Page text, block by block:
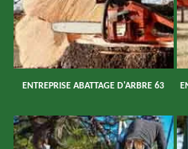
ENTREPRISE ABATTAGE D'ARBRE 63